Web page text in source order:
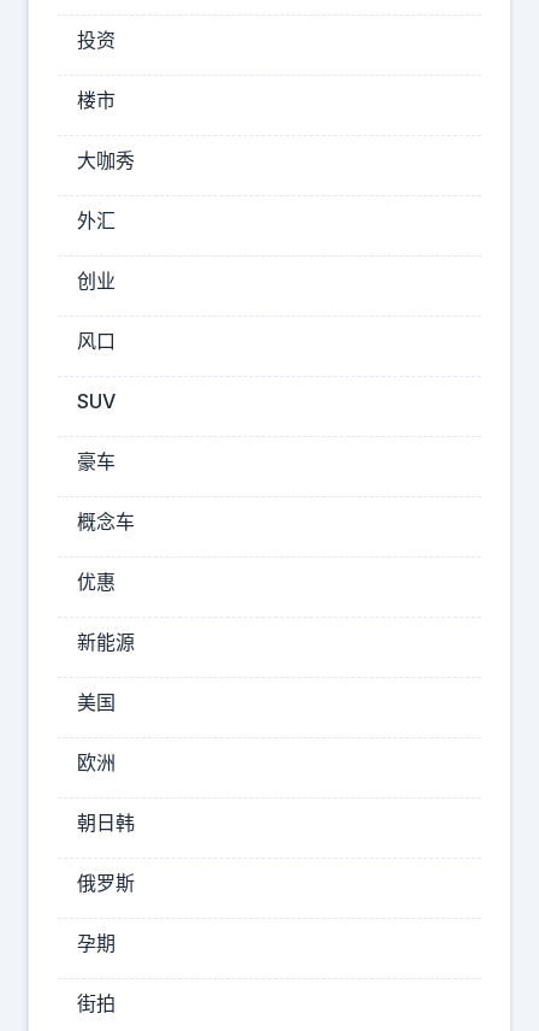
支
信
她
特
普
机
，
可
投资
楼市
大咖秀
外汇
创业
风口
SUV
豪车
概念车
优惠
新能源
美国
欧洲
朝日韩
俄罗斯
孕期
街拍